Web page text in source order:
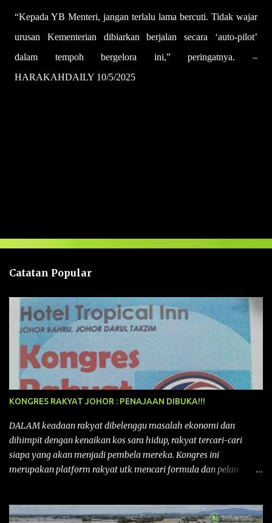
“Kepada YB Menteri, jangan terlalu lama bercuti. Tidak wajar
urusan Kementerian dibiarkan berjalan secara ‘auto-pilot’
dalam tempoh bergelora ini,” peringatnya. –
HARAKAHDAILY 10/5/2025
a
n
Catatan Popular
KONGRES RAKYAT JOHOR : PENAJAAN DIBUKA!!!
DALAM keadaan rakyat dibelenggu masalah ekonomi dan
dihimpit dengan kenaikan kos sara hidup, rakyat tercari-cari
siapa yang akan menjadi pembela mereka. Kongres ini
merupakan platform rakyat utk mencari formula dan pelan
pertama yang telah diadakan pada 12 September 2015 di Shah